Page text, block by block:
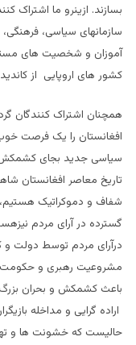
بسازند. ازینرو ما اشتراک
سازمانهای سیاسی،
آموزان و شخصیت های
کشور های اروپایی از
همچنان اشتراک کنندگان
افغانستان را یک فرصت
سیاسی جدید بجای کشمکش
تاریخ معاصر افغانستان
شفاف و دموکراتیک هستیم،
گسترده در آرای مردم
درآرای مردم توسط دولت و
مشروعیت رهبری و حکومت
باعث کشمکش و بحران بزرگ
اراده گرایی و مداخله
حالیست که خشونت ها و